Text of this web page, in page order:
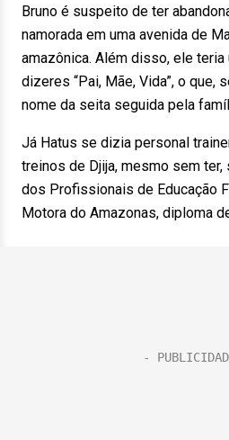
Bruno é suspeito de ter
namorada em uma avenida de
amazônica. Além disso, ele
dizeres “Pai, Mãe, Vida”, o que,
nome da seita seguida pela
Já Hatus se dizia personal
treinos de Djija, mesmo sem
dos Profissionais de Educação
Motora do Amazonas, diploma